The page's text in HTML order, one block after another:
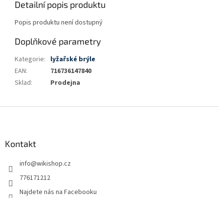
Detailní popis produktu
Popis produktu není dostupný
Doplňkové parametry
Kategorie: lyžařské brýle
EAN:
716736147840
Sklad: Prodejna
Kontakt
info@wikishop.cz
776171212
Najdete nás na Facebooku